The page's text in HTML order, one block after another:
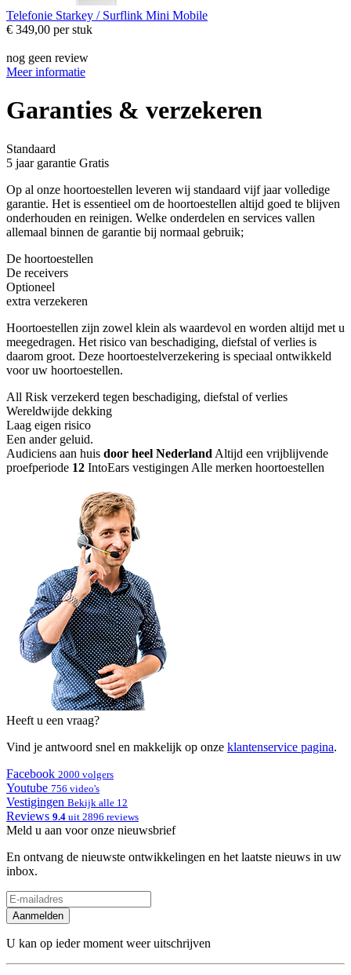
Telefonie Starkey / Surflink Mini Mobile
€ 349,00 per stuk
nog geen review
Meer informatie
Garanties & verzekeren
Standaard
5 jaar garantie Gratis
Op al onze hoortoestellen leveren wij standaard vijf jaar volledige
garantie. Het is essentieel om de hoortoestellen altijd goed te blijven
onderhouden en reinigen. Welke onderdelen en services vallen
allemaal binnen de garantie bij normaal gebruik;
De hoortoestellen
De receivers
Optioneel
extra verzekeren
Hoortoestellen zijn zowel klein als waardevol en worden altijd met u
meegedragen. Het risico van beschadiging, diefstal of verlies is
daarom groot. Deze hoortoestelverzekering is speciaal ontwikkeld
voor uw hoortoestellen.
All Risk verzekerd tegen beschadiging, diefstal of verlies
Wereldwijde dekking
Laag eigen risico
Een ander geluid.
Audiciens aan huis door heel Nederland Altijd een vrijblijvende
proefperiode 12 IntoEars vestigingen Alle merken hoortoestellen
Heeft u een vraag?
Vind je antwoord snel en makkelijk op onze klantenservice pagina.
Facebook 2000 volgers
Youtube 756 video's
Vestigingen Bekijk alle 12
Reviews 9.4 uit 2896 reviews
Meld u aan voor onze nieuwsbrief
En ontvang de nieuwste ontwikkelingen en het laatste nieuws in uw
inbox.
Aanmelden
U kan op ieder moment weer uitschrijven